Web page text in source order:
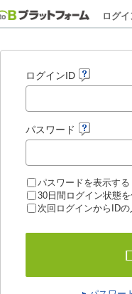
ログイ
ログインID
パスワード
パスワードを表示する
30日間ログイン状態
次回ログインからID